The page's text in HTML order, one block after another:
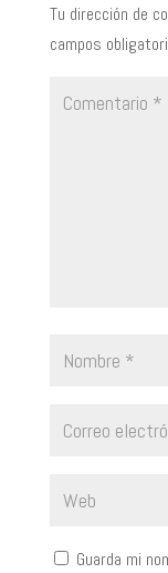
Tu dirección de
campos
Guarda mi